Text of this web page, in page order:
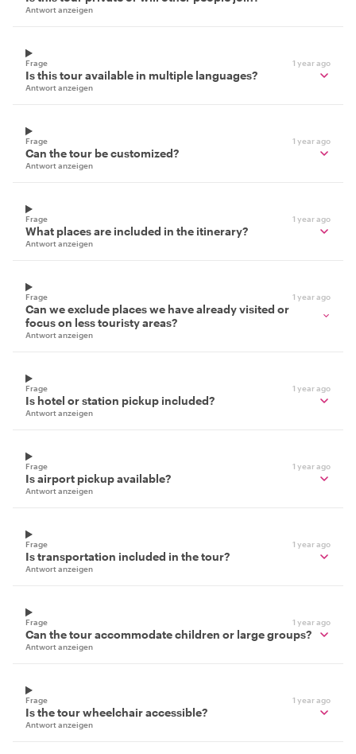
Antwort anzeigen
Frage 1 year ago
Is this tour available in multiple languages?
Antwort anzeigen
Frage 1 year ago
Can the tour be customized?
Antwort anzeigen
Frage 1 year ago
What places are included in the itinerary?
Antwort anzeigen
Frage 1 year ago
Can we exclude places we have already visited or
focus on less touristy areas?
Antwort anzeigen
Frage 1 year ago
Is hotel or station pickup included?
Antwort anzeigen
Frage 1 year ago
Is airport pickup available?
Antwort anzeigen
Frage 1 year ago
Is transportation included in the tour?
Antwort anzeigen
Frage 1 year ago
Can the tour accommodate children or large groups?
Antwort anzeigen
Frage 1 year ago
Is the tour wheelchair accessible?
Antwort anzeigen